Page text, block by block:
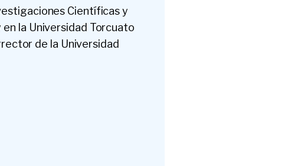
Científicas y
en la Universidad Torcuato
de la Universidad